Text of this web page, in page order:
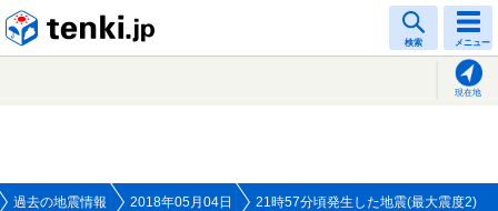
検索 メニュー
現在地
過去の地震情報 2018年05月04日 21時57分頃発生した地震(最大震度2)